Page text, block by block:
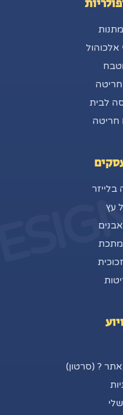
אלכוהול
לבית
חריטה
בלייזר
עץ
מתכת
? (סרטון)